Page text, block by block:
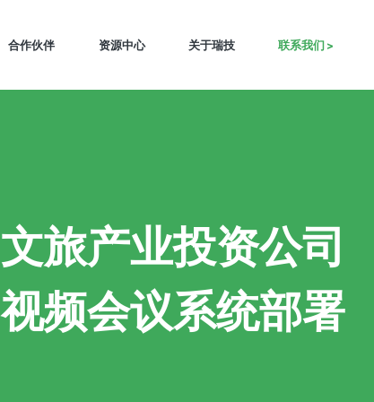
合作伙伴 资源中心 关于瑞技 联系我们 >
文旅产业投资公司
视频会议系统部署